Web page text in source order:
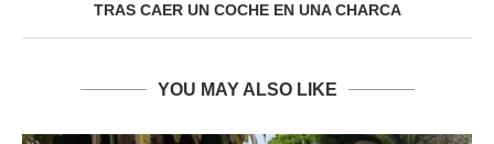
TRAS CAER UN COCHE EN UNA CHARCA
YOU MAY ALSO LIKE